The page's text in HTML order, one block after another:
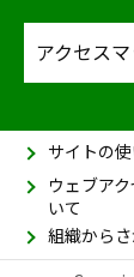
アクセス
サイトの
ウェブア
いて
組織から